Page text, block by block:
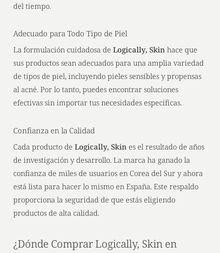
del tiempo.
Adecuado para Todo Tipo de Piel
La formulación cuidadosa de Logically, Skinhace que
sus productos sean adecuados para una amplia variedad
de tipos de piel, incluyendo pieles sensibles y propensas
al acné. Por lo tanto, puedes encontrar soluciones
efectivas sin importar tus necesidades específicas.
Confianza en la Calidad
Cada producto de Logically, Skin es el resultado de años
de investigación y desarrollo. La marca ha ganado la
confianza de miles de usuarios en Corea del Sur y ahora
está lista para hacer lo mismo en España. Este respaldo
proporciona la seguridad de que estás eligiendo
productos de alta calidad.
¿Dónde Comprar Logically, Skin en